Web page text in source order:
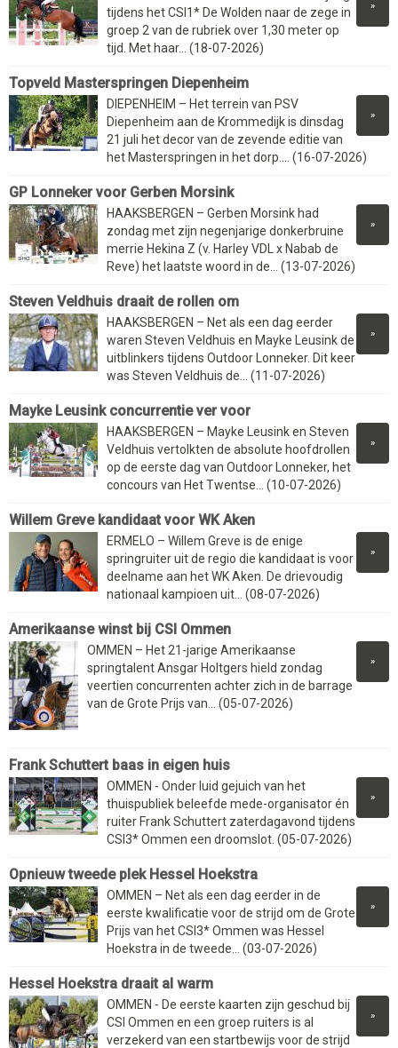
»
tijdens het CSI1* De Wolden naar de zege in
groep 2 van de rubriek over 1,30 meter op
tijd. Met haar... (18-07-2026)
Topveld Masterspringen Diepenheim
»
DIEPENHEIM – Het terrein van PSV
Diepenheim aan de Krommedijk is dinsdag
21 juli het decor van de zevende editie van
het Masterspringen in het dorp.... (16-07-2026)
GP Lonneker voor Gerben Morsink
»
HAAKSBERGEN – Gerben Morsink had
zondag met zijn negenjarige donkerbruine
merrie Hekina Z (v. Harley VDL x Nabab de
Reve) het laatste woord in de... (13-07-2026)
Steven Veldhuis draait de rollen om
»
HAAKSBERGEN – Net als een dag eerder
waren Steven Veldhuis en Mayke Leusink de
uitblinkers tijdens Outdoor Lonneker. Dit keer
was Steven Veldhuis de... (11-07-2026)
Mayke Leusink concurrentie ver voor
»
HAAKSBERGEN – Mayke Leusink en Steven
Veldhuis vertolkten de absolute hoofdrollen
op de eerste dag van Outdoor Lonneker, het
concours van Het Twentse... (10-07-2026)
Willem Greve kandidaat voor WK Aken
»
ERMELO – Willem Greve is de enige
springruiter uit de regio die kandidaat is voor
deelname aan het WK Aken. De drievoudig
nationaal kampioen uit... (08-07-2026)
Amerikaanse winst bij CSI Ommen
»
OMMEN – Het 21-jarige Amerikaanse
springtalent Ansgar Holtgers hield zondag
veertien concurrenten achter zich in de barrage
van de Grote Prijs van... (05-07-2026)
Frank Schuttert baas in eigen huis
»
OMMEN - Onder luid gejuich van het
thuispubliek beleefde mede-organisator én
ruiter Frank Schuttert zaterdagavond tijdens
CSI3* Ommen een droomslot. (05-07-2026)
Opnieuw tweede plek Hessel Hoekstra
»
OMMEN – Net als een dag eerder in de
eerste kwalificatie voor de strijd om de Grote
Prijs van het CSI3* Ommen was Hessel
Hoekstra in de tweede... (03-07-2026)
Hessel Hoekstra draait al warm
»
OMMEN - De eerste kaarten zijn geschud bij
CSI Ommen en een groep ruiters is al
verzekerd van een startbewijs voor de strijd